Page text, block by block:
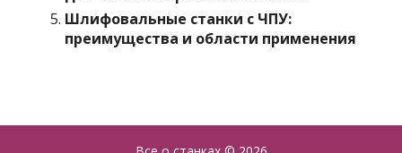
Шлифовальные станки с ЧПУ:
преимущества и области применения